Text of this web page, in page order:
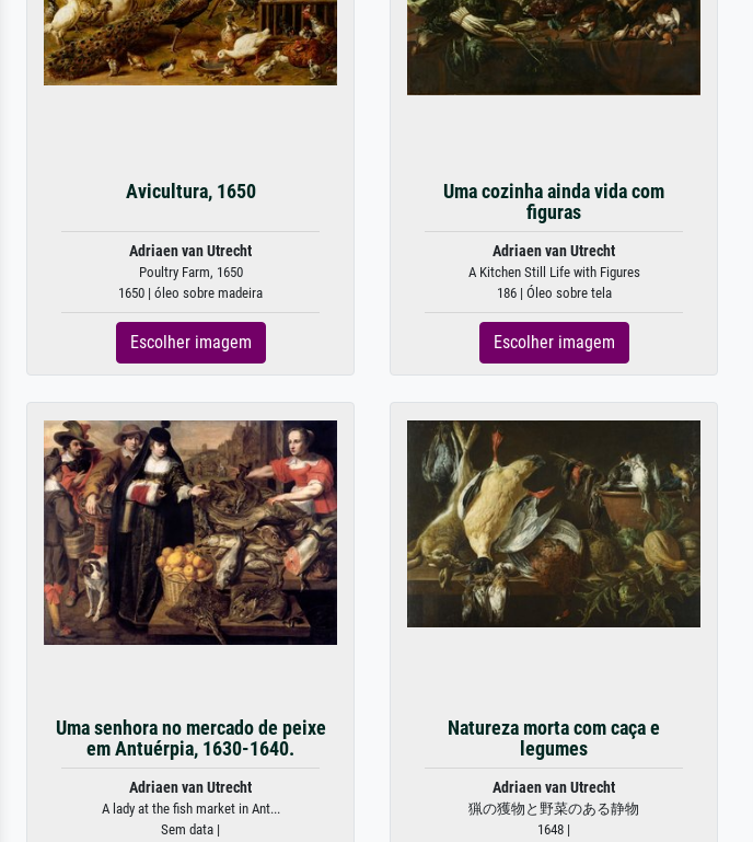
Avicultura, 1650
Adriaen van Utrecht
Poultry Farm, 1650
1650 | óleo sobre madeira
Escolher imagem
Uma cozinha ainda vida com
figuras
Adriaen van Utrecht
A Kitchen Still Life with Figures
186 | Óleo sobre tela
Escolher imagem
Uma senhora no mercado de peixe
em Antuérpia, 1630-1640.
Adriaen van Utrecht
A lady at the fish market in Ant...
Sem data |
Natureza morta com caça e
legumes
Adriaen van Utrecht
猟の獲物と野菜のある静物
1648 |